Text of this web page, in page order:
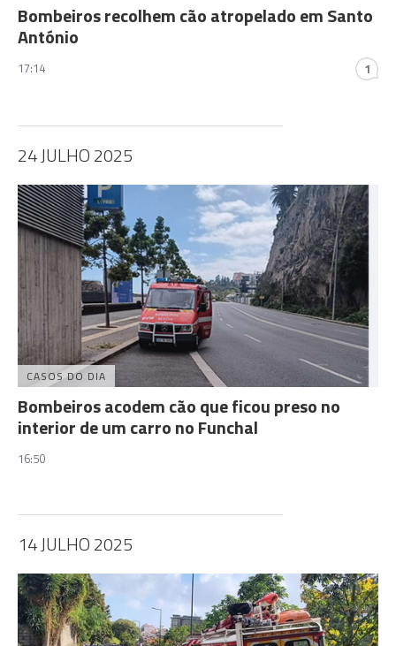
Bombeiros recolhem cão atropelado em Santo
António
17:14 1
24 JULHO 2025
CASOS DO DIA
Bombeiros acodem cão que ficou preso no
interior de um carro no Funchal
16:50
14 JULHO 2025